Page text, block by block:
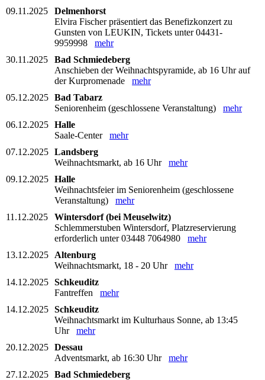
09.11.2025
Delmenhorst
Elvira Fischer präsentiert das Benefizkonzert zu
Gunsten von LEUKIN, Tickets unter 04431-
9959998 mehr
30.11.2025
Bad Schmiedeberg
Anschieben der Weihnachtspyramide, ab 16 Uhr auf
der Kurpromenade mehr
05.12.2025 Bad Tabarz
Seniorenheim (geschlossene Veranstaltung) mehr
06.12.2025 Halle
Saale-Center mehr
07.12.2025 Landsberg
Weihnachtsmarkt, ab 16 Uhr mehr
09.12.2025 Halle
Weihnachtsfeier im Seniorenheim (geschlossene
Veranstaltung) mehr
11.12.2025
Wintersdorf (bei Meuselwitz)
Schlemmerstuben Wintersdorf, Platzreservierung
erforderlich unter 03448 7064980 mehr
13.12.2025
Altenburg
Weihnachtsmarkt, 18 - 20 Uhr mehr
14.12.2025 Schkeuditz
Fantreffen mehr
14.12.2025 Schkeuditz
Weihnachtsmarkt im Kulturhaus Sonne, ab 13:45
Uhr mehr
20.12.2025 Dessau
Adventsmarkt, ab 16:30 Uhr mehr
27.12.2025 Bad Schmiedeberg